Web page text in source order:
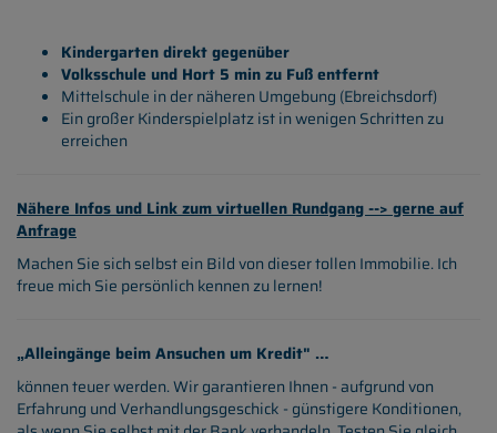
Kindergarten direkt gegenüber
Volksschule und Hort 5 min zu Fuß entfernt
Mittelschule in der näheren Umgebung (Ebreichsdorf)
Ein großer Kinderspielplatz ist in wenigen Schritten zu
erreichen
Nähere Infos und Link zum virtuellen Rundgang --> gerne auf
Anfrage
Machen Sie sich selbst ein Bild von dieser tollen Immobilie. Ich
freue mich Sie persönlich kennen zu lernen!
„Alleingänge beim Ansuchen um Kredit" …
können teuer werden. Wir garantieren Ihnen - aufgrund von
Erfahrung und Verhandlungsgeschick - günstigere Konditionen,